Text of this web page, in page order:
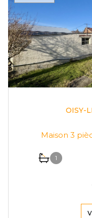
OISY-
1